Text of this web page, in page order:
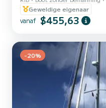
zeer manoeuvreerbare boot
goed voorzien van alle comfort: 2-zits bolster pilotenstoel met
rugleuning, 4-zits achterbank
koeler van 54 liter,
opber...
Geweldige eigenaar
vanaf $455,63
-20%